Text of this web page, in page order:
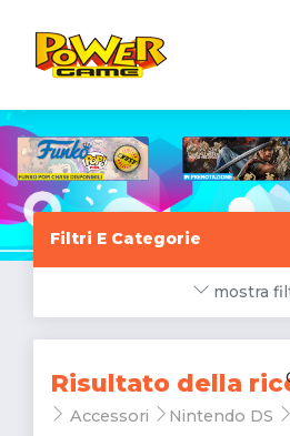
Filtri E Categorie
mostra
Risultato della
Accessori Nintendo DS